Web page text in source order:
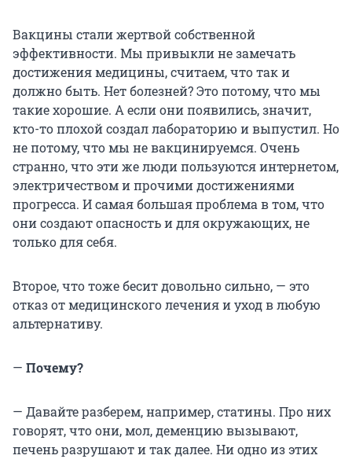
Вакцины стали жертвой собственной
эффективности. Мы привыкли не замечать
достижения медицины, считаем, что так и
должно быть. Нет болезней? Это потому, что мы
такие хорошие. А если они появились, значит,
кто-то плохой создал лабораторию и выпустил. Но
не потому, что мы не вакцинируемся. Очень
странно, что эти же люди пользуются интернетом,
электричеством и прочими достижениями
прогресса. И самая большая проблема в том, что
они создают опасность и для окружающих, не
только для себя.
Второе, что тоже бесит довольно сильно, — это
отказ от медицинского лечения и уход в любую
альтернативу.
— Почему?
— Давайте разберем, например, статины. Про них
говорят, что они, мол, деменцию вызывают,
печень разрушают и так далее. Ни одно из этих